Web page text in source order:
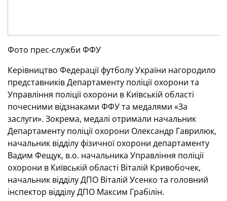
Фото прес-служби ФФУ
Керівництво Федерації футболу України нагородило
представників Департаменту поліції охорони та
Управління поліції охорони в Київській області
почесними відзнаками ФФУ та медалями «За
заслуги». Зокрема, медалі отримали начальник
Департаменту поліції охорони Олександр Гаврилюк,
начальник відділу фізичної охорони департаменту
Вадим Фещук, в.о. начальника Управління поліції
охорони в Київській області Віталій Кривобочек,
начальник відділу ДПО Віталій Усенко та головний
інспектор відділу ДПО Максим Грабілін.